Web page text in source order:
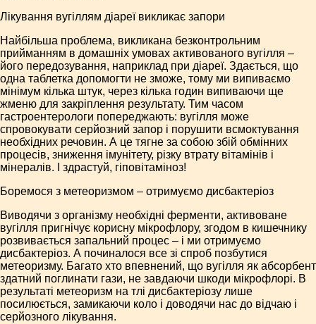
Лікування вугіллям діареї викликає запори
Найбільша проблема, викликана безконтрольним
прийманням в домашніх умовах активованого вугілля –
його передозування, наприклад при діареї. Здається, що
одна таблетка допомогти не зможе, тому ми випиваємо
мінімум кілька штук, через кілька годин випиваючи ще
жменю для закріплення результату. Тим часом
гастроентерологи попереджають: вугілля може
спровокувати серйозний запор і порушити всмоктування
необхідних речовин. А це тягне за собою збій обмінних
процесів, зниження імунітету, різку втрату вітамінів і
мінералів. І здрастуй, гіповітаміноз!
Боремося з метеоризмом – отримуємо дисбактеріоз
Виводячи з організму необхідні ферменти, активоване
вугілля пригнічує корисну мікрофлору, згодом в кишечнику
розвивається запальний процес – і ми отримуємо
дисбактеріоз. А починалося все зі спроб позбутися
метеоризму. Багато хто впевнений, що вугілля як абсорбент
здатний поглинати гази, не завдаючи шкоди мікрофлорі. В
результаті метеоризм на тлі дисбактеріозу лише
посилюється, замикаючи коло і доводячи нас до відчаю і
серйозного лікування.